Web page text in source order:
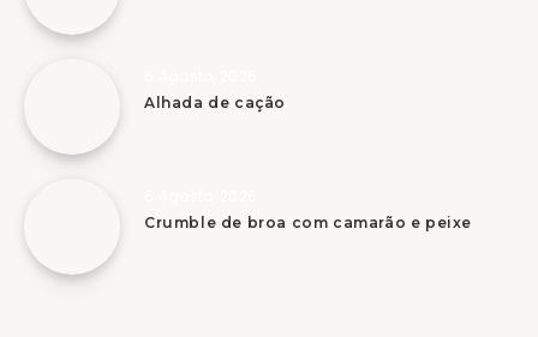
Alhada de cação
Crumble de broa com camarão e peixe